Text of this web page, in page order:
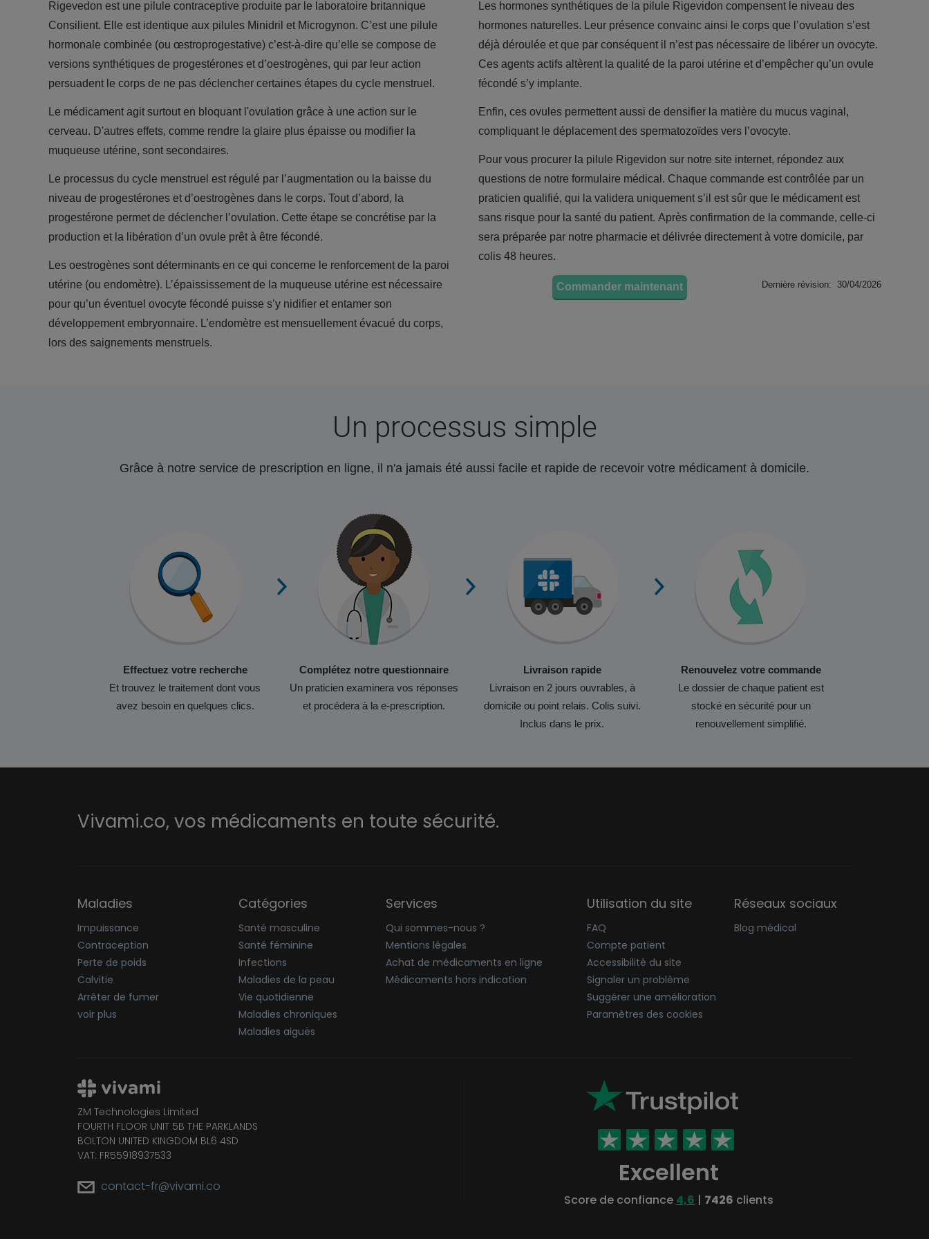
Rigevedon est une pilule contraceptive produite par le laboratoire britannique
Consilient. Elle est identique aux pilules Minidril et Microgynon. C’est une pilule
hormonale combinée (ou œstroprogestative) c’est-à-dire qu’elle se compose de
versions synthétiques de progestérones et d’oestrogènes, qui par leur action
persuadent le corps de ne pas déclencher certaines étapes du cycle menstruel.
Le médicament agit surtout en bloquant l'ovulation grâce à une action sur le
cerveau. D'autres effets, comme rendre la glaire plus épaisse ou modifier la
muqueuse utérine, sont secondaires.
Le processus du cycle menstruel est régulé par l’augmentation ou la baisse du
niveau de progestérones et d’oestrogènes dans le corps. Tout d’abord, la
progestérone permet de déclencher l’ovulation. Cette étape se concrétise par la
production et la libération d’un ovule prêt à être fécondé.
Les oestrogènes sont déterminants en ce qui concerne le renforcement de la paroi
utérine (ou endomètre). L’épaississement de la muqueuse utérine est nécessaire
pour qu’un éventuel ovocyte fécondé puisse s’y nidifier et entamer son
développement embryonnaire. L’endomètre est mensuellement évacué du corps,
lors des saignements menstruels.
Les hormones synthétiques de la pilule Rigevidon compensent le niveau des
hormones naturelles. Leur présence convainc ainsi le corps que l’ovulation s’est
déjà déroulée et que par conséquent il n’est pas nécessaire de libérer un ovocyte.
Ces agents actifs altèrent la qualité de la paroi utérine et d’empêcher qu’un ovule
fécondé s’y implante.
Enfin, ces ovules permettent aussi de densifier la matière du mucus vaginal,
compliquant le déplacement des spermatozoïdes vers l’ovocyte.
Pour vous procurer la pilule Rigevidon sur notre site internet, répondez aux
questions de notre formulaire médical. Chaque commande est contrôlée par un
praticien qualifié, qui la validera uniquement s’il est sûr que le médicament est
sans risque pour la santé du patient. Après confirmation de la commande, celle-ci
sera préparée par notre pharmacie et délivrée directement à votre domicile, par
colis 48 heures.
Commander maintenant Dernière révision: 30/04/2026
Un processus simple
Grâce à notre service de prescription en ligne, il n'a jamais été aussi facile et rapide de recevoir votre médicament à domicile.
Effectuez votre recherche
Et trouvez le traitement dont vous
avez besoin en quelques clics.
Complétez notre questionnaire
Un praticien examinera vos réponses
et procédera à la e-prescription.
Livraison rapide
Livraison en 2 jours ouvrables, à
domicile ou point relais. Colis suivi.
Inclus dans le prix.
Renouvelez votre commande
Le dossier de chaque patient est
stocké en sécurité pour un
renouvellement simplifié.
Vivami.co,vos médicaments en toute sécurité.
Maladies
Impuissance
Contraception
Perte de poids
Calvitie
Arrêter de fumer
voir plus
Catégories
Santé masculine
Santé féminine
Infections
Maladies de la peau
Vie quotidienne
Maladies chroniques
Maladies aiguës
Services
Qui sommes-nous ?
Mentions légales
Achat de médicaments en ligne
Médicaments hors indication
Utilisation du site
FAQ
Compte patient
Accessibilité du site
Signaler un problème
Suggérer une amélioration
Paramètres des cookies
Réseaux sociaux
Blog médical
ZM Technologies Limited
FOURTH FLOOR UNIT 5B THE PARKLANDS
BOLTON UNITED KINGDOM BL6 4SD
VAT: FR55918937533
contact-fr@vivami.co Excellent
Score de confiance 4,6 | 7426 clients